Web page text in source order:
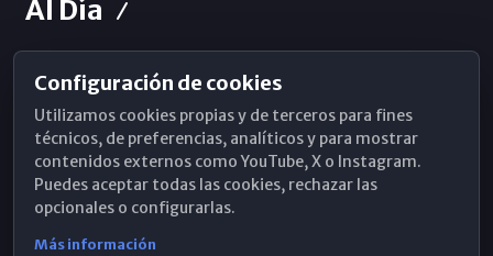
Al Día
Horarios de Misa
Hemeroteca
WhatsApp
Configuración de cookies
Utilizamos cookies propias y de terceros para fines
técnicos, de preferencias, analíticos y para mostrar
contenidos externos como YouTube, X o Instagram.
Puedes aceptar todas las cookies, rechazar las
opcionales o configurarlas.
Más información